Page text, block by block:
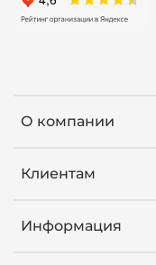
О компании
Клиентам
Информация